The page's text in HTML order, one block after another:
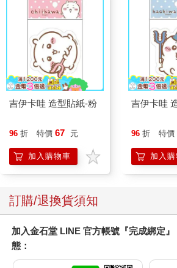
吉伊卡哇 造型貼紙-粉
96 折 特價 67 元
加入購物車
吉伊卡哇
96 折 特價
加入
訂購/退換貨須知
加入金石堂 LINE 官方帳號『完成綁定
態：